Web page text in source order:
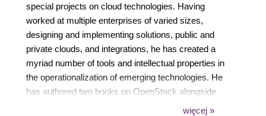
special projects on cloud technologies. Having
worked at multiple enterprises of varied sizes,
designing and implementing solutions, public and
private clouds, and integrations, he has created a
myriad number of tools and intellectual properties in
the operationalization of emerging technologies. He
has authored two books on OpenStack alongside
several white papers and blogs on technology, in
więcej »